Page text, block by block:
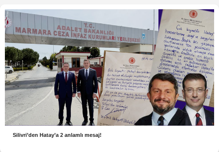
Silivri’den Hatay’a 2 anlamlı mesaj!